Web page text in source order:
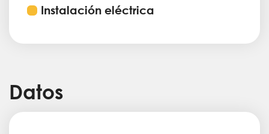
Instalación eléctrica
Datos